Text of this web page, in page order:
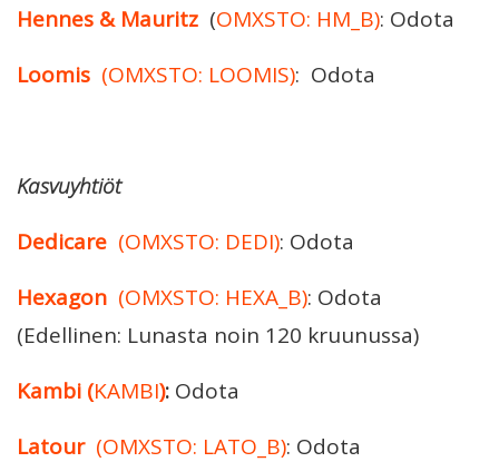
Hennes & Mauritz (OMXSTO: HM_B): Odota
Loomis (OMXSTO: LOOMIS): Odota
Kasvuyhtiöt
Dedicare (OMXSTO: DEDI): Odota
Hexagon (OMXSTO: HEXA_B): Odota
(Edellinen: Lunasta noin 120 kruunussa)
Kambi (KAMBI): Odota
Latour (OMXSTO: LATO_B): Odota